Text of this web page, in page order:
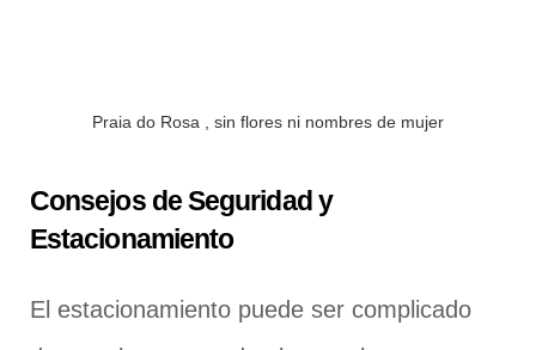
Praia do Rosa , sin flores ni nombres de mujer
Consejos de Seguridad y
Estacionamiento
El estacionamiento puede ser complicado